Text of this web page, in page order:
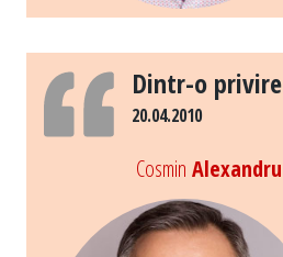
Dintr-o privire
20.04.2010
Cosmin Alexandru